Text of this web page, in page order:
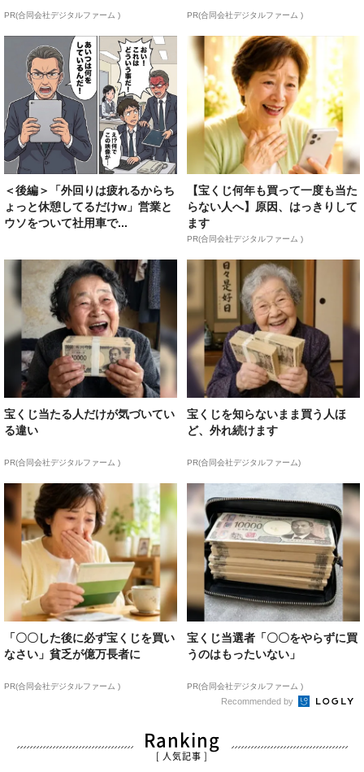
PR(合同会社デジタルファーム ) PR(合同会社デジタルファーム )
＜後編＞「外回りは疲れるからち
ょっと休憩してるだけw」営業と
ウソをついて社用車で...
【宝くじ何年も買って一度も当た
らない人へ】原因、はっきりして
ます
PR(合同会社デジタルファーム )
宝くじ当たる人だけが気づいてい
る違い
PR(合同会社デジタルファーム )
宝くじを知らないまま買う人ほ
ど、外れ続けます
PR(合同会社デジタルファーム)
「〇〇した後に必ず宝くじを買い
なさい」貧乏が億万長者に
PR(合同会社デジタルファーム )
宝くじ当選者「〇〇をやらずに買
うのはもったいない」
PR(合同会社デジタルファーム )
Recommended by
Ranking
[ 人気記事 ]